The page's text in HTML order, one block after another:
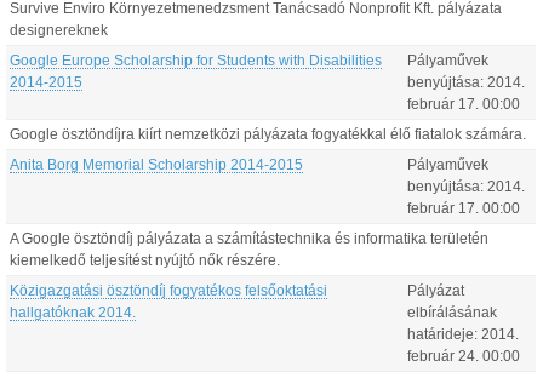
Survive Enviro Környezetmenedzsment Tanácsadó Nonprofit Kft. pályázata
designereknek
Google Europe Scholarship for Students with Disabilities
2014-2015
Pályaművek
benyújtása: 2014.
február 17 00:00
Google ösztöndíjra kiírt nemzetközi pályázata fogyatékkal élő fiatalok számára.
Anita Borg Memorial Scholarship 2014-2015
Pályaművek
benyújtása: 2014.
február 17 00:00
A Google ösztöndíj pályázata a számítástechnika és informatika területén
kiemelkedő teljesítést nyújtó nők részére.
Közigazgatási ösztöndíj fogyatékos felsőoktatási
hallgatóknak 2014.
Pályázat
elbírálásának
határideje: 2014.
február 24 00:00